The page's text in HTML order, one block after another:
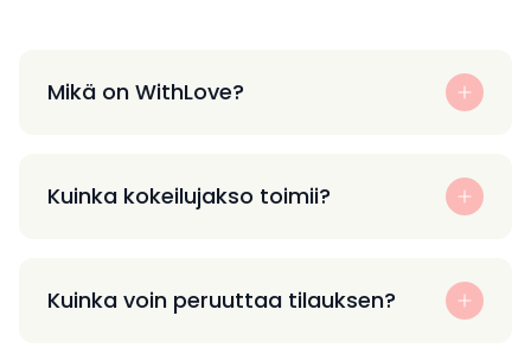
Mikä on WithLove?
Kuinka kokeilujakso toimii?
Kuinka voin peruuttaa tilauksen?